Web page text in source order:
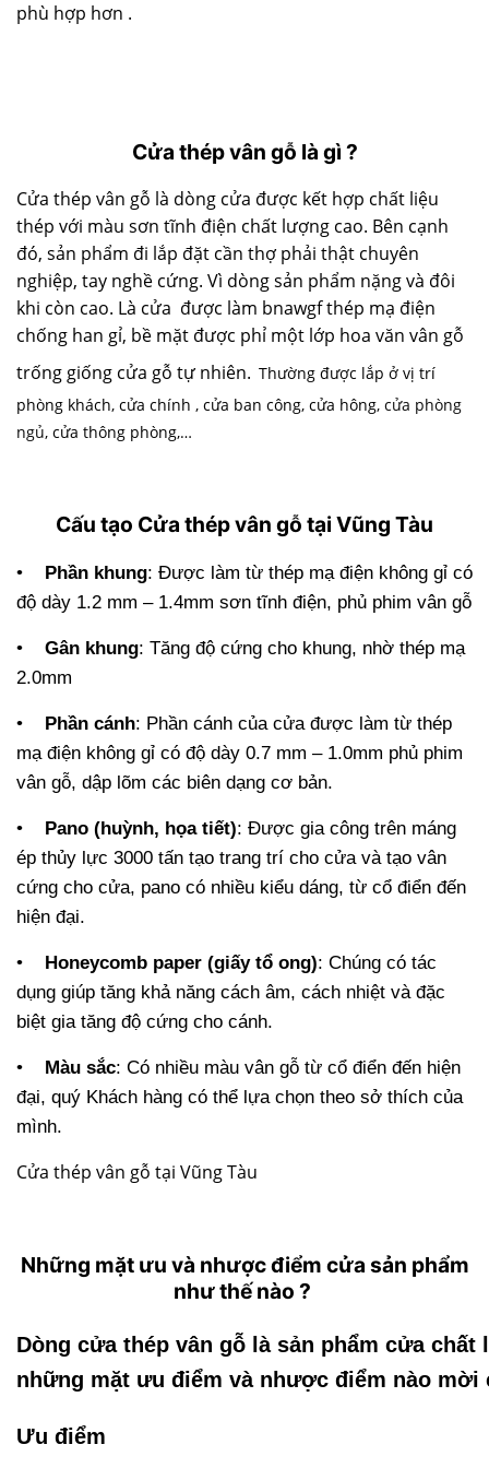
phù hợp hơn .
Cửa thép vân gỗ là gì ?
Cửa thép vân gỗ là dòng cửa được kết hợp chất liệu
thép với màu sơn tĩnh điện chất lượng cao. Bên cạnh
đó, sản phẩm đi lắp đặt cần thợ phải thật chuyên
nghiệp, tay nghề cứng. Vì dòng sản phẩm nặng và đôi
khi còn cao. Là cửa được làm bnawgf thép mạ điện
chống han gỉ, bề mặt được phỉ một lớp hoa văn vân gỗ
trống giống cửa gỗ tự nhiên. Thường được lắp ở vị trí
phòng khách, cửa chính , cửa ban công, cửa hông, cửa phòng
ngủ, cửa thông phòng,…
Cấu tạo Cửa thép vân gỗ tại Vũng Tàu
• Phần khung: Được làm từ thép mạ điện không gỉ có
độ dày 1.2 mm – 1.4mm sơn tĩnh điện, phủ phim vân gỗ
• Gân khung: Tăng độ cứng cho khung, nhờ thép mạ
2.0mm
• Phần cánh: Phần cánh của cửa được làm từ thép
mạ điện không gỉ có độ dày 0.7 mm – 1.0mm phủ phim
vân gỗ, dập lõm các biên dạng cơ bản.
• Pano (huỳnh, họa tiết): Được gia công trên máng
ép thủy lực 3000 tấn tạo trang trí cho cửa và tạo vân
cứng cho cửa, pano có nhiều kiểu dáng, từ cổ điển đến
hiện đại.
• Honeycomb paper (giấy tổ ong): Chúng có tác
dụng giúp tăng khả năng cách âm, cách nhiệt và đặc
biệt gia tăng độ cứng cho cánh.
• Màu sắc: Có nhiều màu vân gỗ từ cổ điển đến hiện
đại, quý Khách hàng có thể lựa chọn theo sở thích của
mình.
Cửa thép vân gỗ tại Vũng Tàu
Những mặt ưu và nhược điểm cửa sản phẩm
như thế nào ?
Dòng cửa thép vân gỗ là sản phẩm cửa chất
những mặt ưu điểm và nhược điểm nào
Ưu điểm